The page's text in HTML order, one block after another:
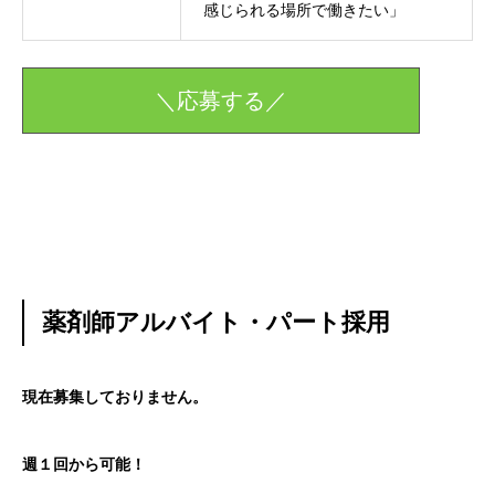
感じられる場所で働きたい」
＼応募する／
薬剤師アルバイト・パート採用
現在募集しておりません。
週１回から可能！